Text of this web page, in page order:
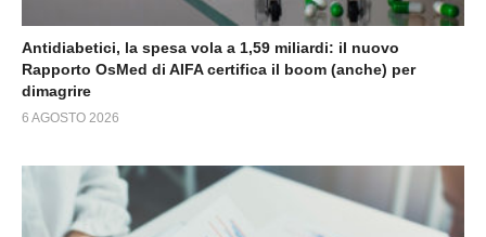
Antidiabetici, la spesa vola a 1,59 miliardi: il nuovo
Rapporto OsMed di AIFA certifica il boom (anche) per
dimagrire
6 AGOSTO 2026